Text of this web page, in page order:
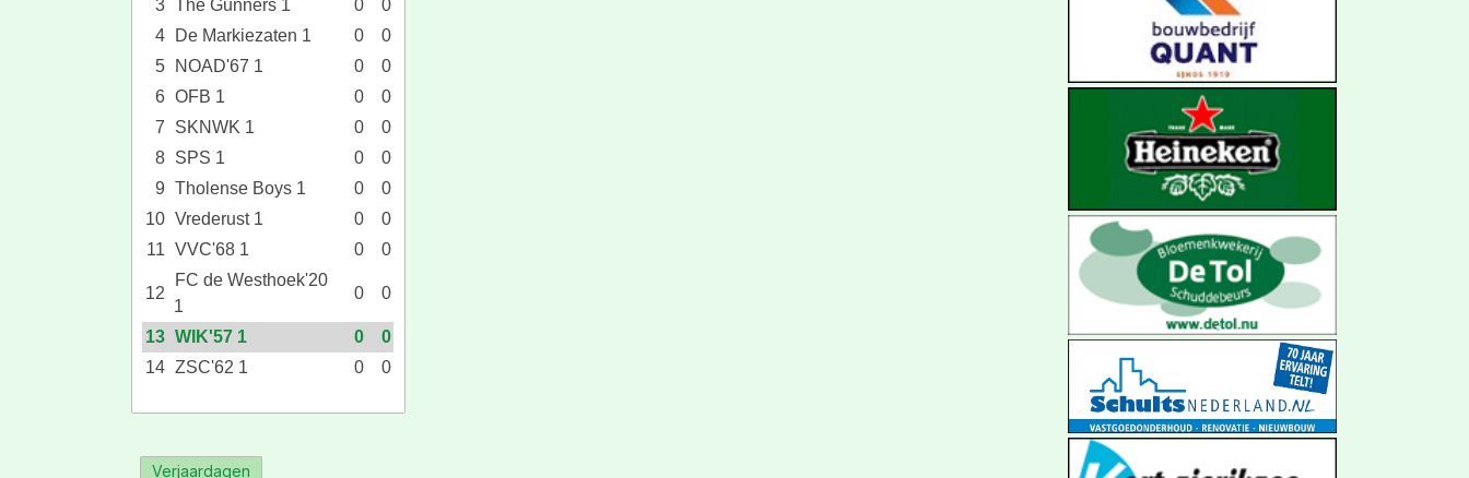
3 The Gunners 1 0
0
4
De Markiezaten 1 0
0
5
NOAD'67 1 0
0
6 OFB 1 0
0
7
SKNWK 1 0
0
8 SPS 1 0
0
9 Tholense Boys 1 0
0
10 Vrederust 1 0
0
11 VVC'68 1 0 0
12
FC de Westhoek'20
1
0 0
13 WIK'57 1 0
0
14 ZSC'62 1 0 0
Verjaardagen